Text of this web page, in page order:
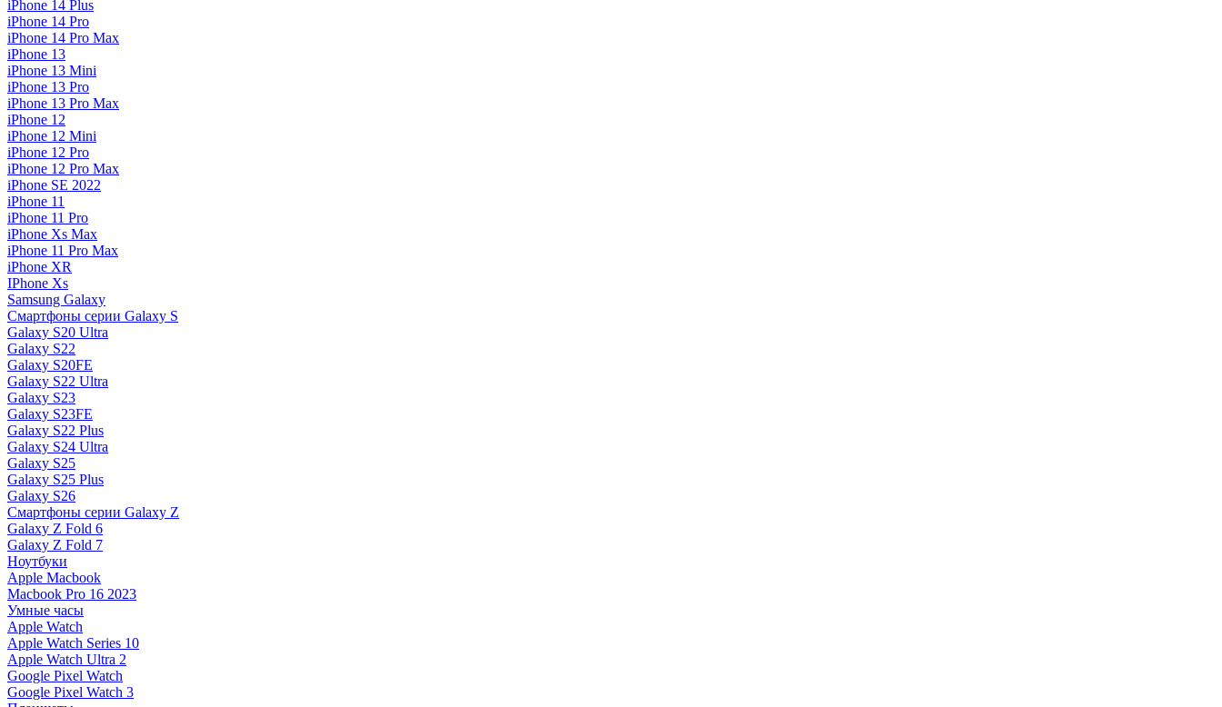
iPhone 14 Plus
iPhone 14 Pro
iPhone 14 Pro Max
iPhone 13
iPhone 13 Mini
iPhone 13 Pro
iPhone 13 Pro Max
iPhone 12
iPhone 12 Mini
iPhone 12 Pro
iPhone 12 Pro Max
iPhone SE 2022
iPhone 11
iPhone 11 Pro
iPhone Xs Max
iPhone 11 Pro Max
iPhone XR
IPhone Xs
Samsung Galaxy
Смартфоны серии Galaxy S
Galaxy S20 Ultra
Galaxy S22
Galaxy S20FE
Galaxy S22 Ultra
Galaxy S23
Galaxy S23FE
Galaxy S22 Plus
Galaxy S24 Ultra
Galaxy S25
Galaxy S25 Plus
Galaxy S26
Смартфоны серии Galaxy Z
Galaxy Z Fold 6
Galaxy Z Fold 7
Ноутбуки
Apple Macbook
Macbook Pro 16 2023
Умные часы
Apple Watch
Apple Watch Series 10
Apple Watch Ultra 2
Google Pixel Watch
Google Pixel Watch 3